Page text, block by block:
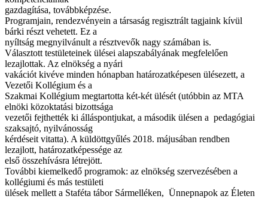
gazdagítása, továbbképzése.
Programjain, rendezvényein a társaság regisztrált tagjaink kívül
bárki részt vehetett. Ez a
nyíltság megnyilvánult a résztvevők nagy számában is.
Választott testületeinek ülései alapszabályának megfelelően
lezajlottak. Az elnökség a nyári
vakációt kivéve minden hónapban határozatképesen ülésezett, a
Vezetői Kollégium és a
Szakmai Kollégium megtartotta két-két ülését (utóbbin az MTA
elnöki közoktatási bizottsága
vezetői fejthették ki álláspontjukat, a második ülésen a pedagógiai
szaksajtó, nyilvánosság
kérdéseit vitatta). A küldöttgyűlés 2018. májusában rendben
lezajlott, határozatképessége az
első összehívásra létrejött.
További kiemelkedő programok: az elnökség szervezésében a
kollégiumi és más testületi
ülések mellett a Staféta tábor Sármelléken, Ünnepnapok az Életen